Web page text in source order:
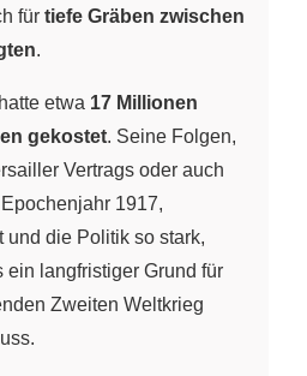
für tiefe Gräben zwischen
.
etwa 17 Millionen
gekostet. Seine Folgen,
Vertrags oder auch
1917,
und die Politik so stark,
ein langfristiger Grund für
Zweiten Weltkrieg